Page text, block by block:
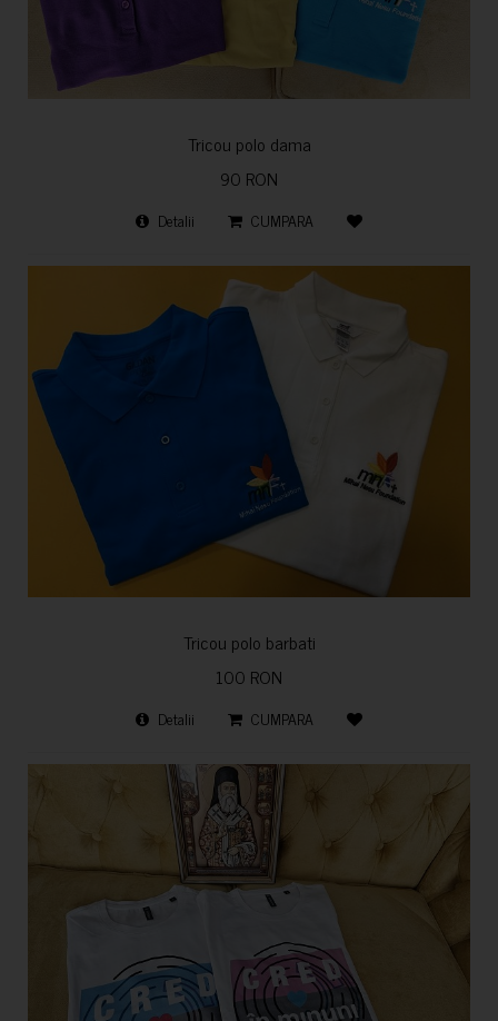
Tricou polo dama
90 RON
Detalii CUMPARA
Tricou polo barbati
100 RON
Detalii CUMPARA